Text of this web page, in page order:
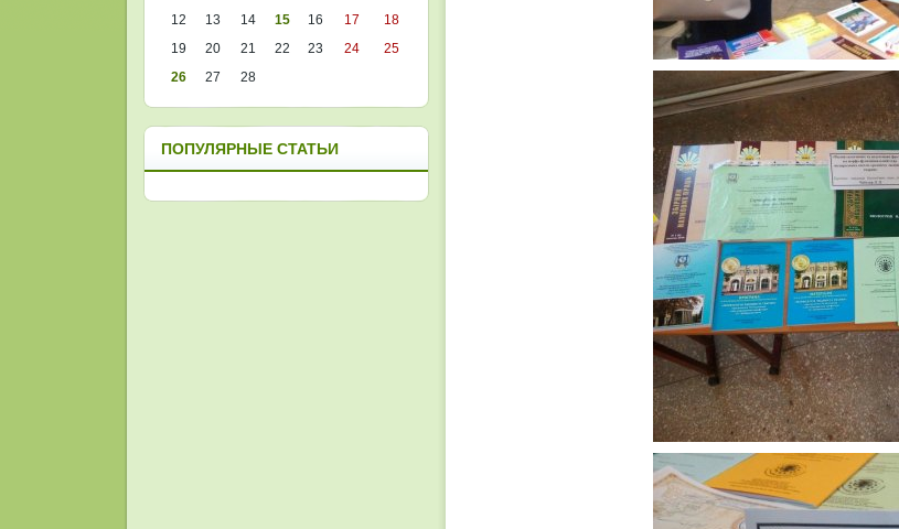
12
13 14 15 16 17
18
19
20 21 22 23 24
25
26
27 28
ПОПУЛЯРНЫЕ СТАТЬИ